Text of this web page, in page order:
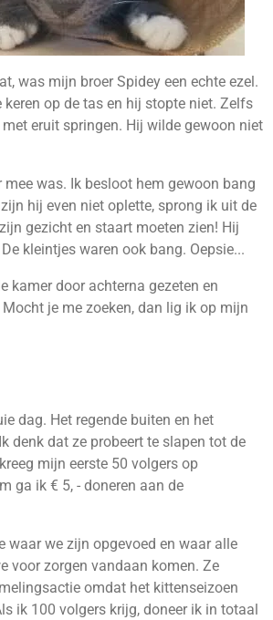
was mijn broer Spidey een echte ezel.
keren op de tas en hij stopte niet. Zelfs
eruit springen. Hij wilde gewoon niet
mee was. Ik besloot hem gewoon bang
hij even niet oplette, sprong ik uit de
gezicht en staart moeten zien! Hij
kleintjes waren ook bang. Oepsie...
kamer door achterna gezeten en
je me zoeken, dan lig ik op mijn
dag. Het regende buiten en het
denk dat ze probeert te slapen tot de
mijn eerste 50 volgers op
ga ik € 5, - doneren aan de
waar we zijn opgevoed en waar alle
voor zorgen vandaan komen. Ze
omdat het kittenseizoen
ik 100 volgers krijg, doneer ik in totaal